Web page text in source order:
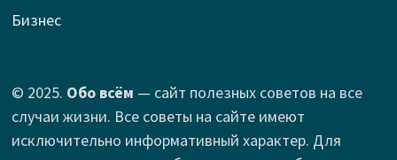
Бизнес
© 2025. Обо всём — сайт полезных советов на все
случаи жизни. Все советы на сайте имеют
исключительно информативный характер. Для